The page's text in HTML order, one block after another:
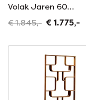
Volak Jaren 60
Kamerscherm
€ 1.845,- € 1.775,-